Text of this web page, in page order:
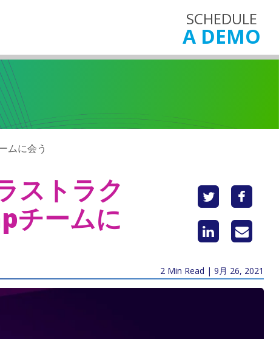
SCHEDULE
A DEMO
ムに会う
ストラク
チームに
2 Min Read | 9月 26, 2021